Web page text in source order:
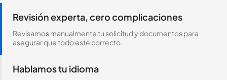
Revisión experta, cero complicaciones
Revisamos manualmente tu solicitud y documentos para
asegurar que todo esté correcto.
Hablamos tu idioma